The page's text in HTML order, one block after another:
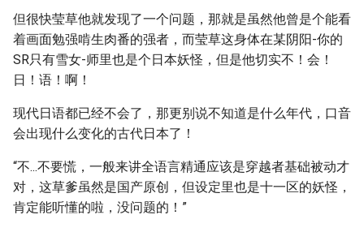
但很快莹草他就发现了一个问题，那就是虽然他曾是个能看
着画面勉强啃生肉番的强者，而莹草这身体在某阴阳-你的
SR只有雪女-师里也是个日本妖怪，但是他切实不！会！
日！语！啊！
现代日语都已经不会了，那更别说不知道是什么年代，口音
会出现什么变化的古代日本了！
“不...不要慌，一般来讲全语言精通应该是穿越者基础被动才
对，这草爹虽然是国产原创，但设定里也是十一区的妖怪，
肯定能听懂的啦，没问题的！”